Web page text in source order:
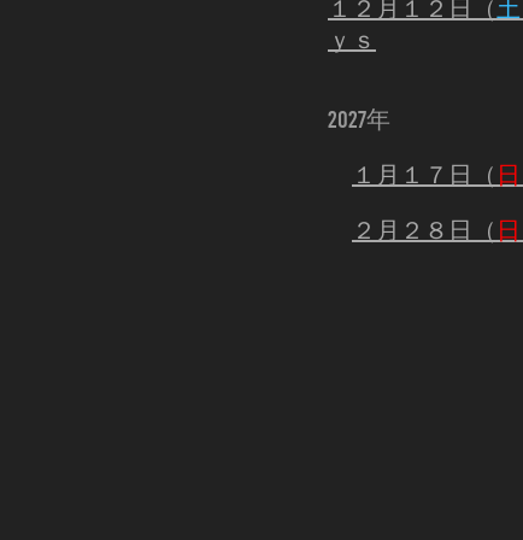
１２月１２日（ 土
ｙｓ
2027年
１月１７日（ 日
２月２８日（ 日